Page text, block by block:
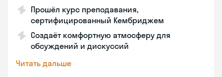
Прошёл курс преподавания,
сертифицированный Кембриджем
Создаёт комфортную атмосферу для
обсуждений и дискуссий
Читать дальше